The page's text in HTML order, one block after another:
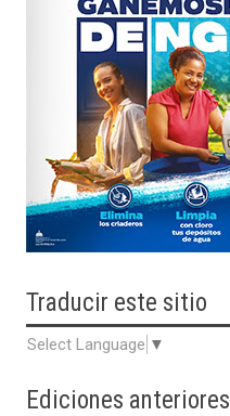
Traducir este sitio
Select Language ▼
Ediciones anteriores